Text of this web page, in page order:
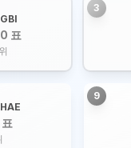
표
위
3
9